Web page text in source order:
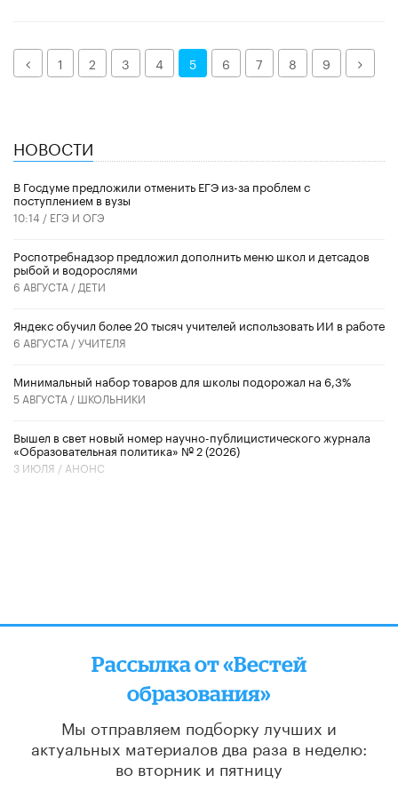
Назад1 2 3 4 5 6 7 8 9 Далее
НОВОСТИ
В Госдуме предложили отменить ЕГЭ из-за проблем с
поступлением в вузы
10:14 / ЕГЭ И ОГЭ
Роспотребнадзор предложил дополнить меню школ и детсадов
рыбой и водорослями
6 АВГУСТА / ДЕТИ
​Яндекс обучил более 20 тысяч учителей использовать ИИ в работе
6 АВГУСТА /УЧИТЕЛЯ
Минимальный набор товаров для школы подорожал на 6,3%
5 АВГУСТА / ШКОЛЬНИКИ
Вышел в свет новый номер научно-публицистического журнала
«Образовательная политика» № 2 (2026)
3 ИЮЛЯ / АНОНС
Рассылка от «Вестей
образования»
Мы отправляем подборку лучших и
актуальных материалов два раза в неделю:
во вторник и пятницу